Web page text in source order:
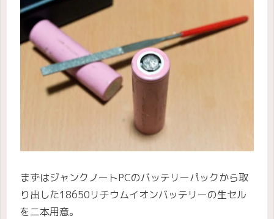
まずはジャンクノートPCのバッテリーパックから取
り出した18650リチウムイオンバッテリーの生セル
を二本用意。